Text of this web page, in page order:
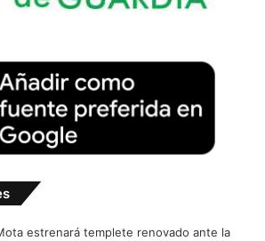
estrenará templete renovado ante la